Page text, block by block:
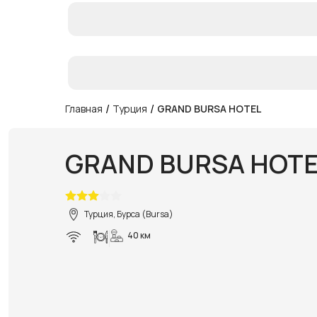
Главная / Турция / GRAND BURSA HOTEL
GRAND BURSA
Турция, Бурса (Bursa)
40 км